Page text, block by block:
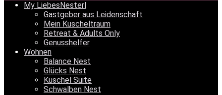
My LiebesNesterl
Gastgeber aus Leidenschaft
Mein Kuscheltraum
Retreat & Adults Only
Genusshelfer
Wohnen
Balance Nest
Glücks Nest
Kuschel Suite
Schwalben Nest